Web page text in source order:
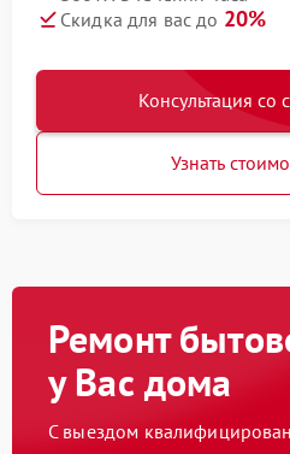
Скидка для вас до 20%
Консультация со
Узнать
Ремонт
у Вас дома
С выездом